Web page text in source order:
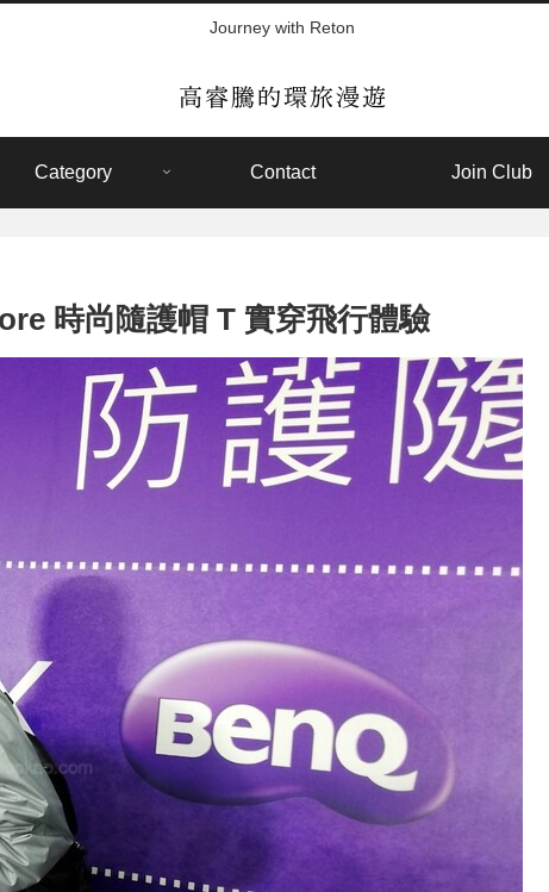
Journey with Reton
Category Contact Join Club
時尚隨護帽 T 實穿飛行體驗